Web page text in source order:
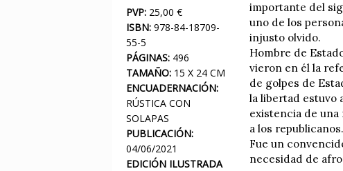
PVP: 25,00 €
ISBN: 978-84-18709-
55-5
PÁGINAS: 496
TAMAÑO: 15 X 24 CM
ENCUADERNACIÓN:
RÚSTICA CON
SOLAPAS
PUBLICACIÓN:
04/06/2021
EDICIÓN ILUSTRADA
importante del
uno de los
injusto olvido.
Hombre de
vieron en él la
de golpes de
la libertad estuvo
existencia de una
a los republicanos.
Fue un
necesidad de